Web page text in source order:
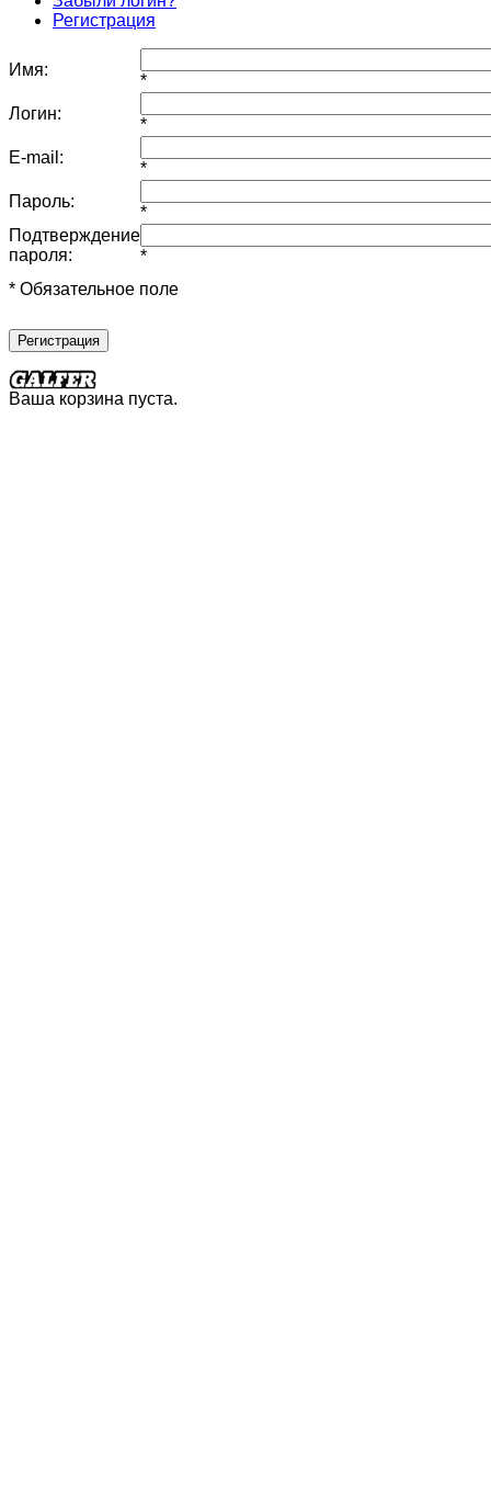
Регистрация
Имя:
*
Логин:
*
E-mail:
*
Пароль:
*
Подтверждение
пароля:
*
* Обязательное поле
Регистрация
Ваша корзина пуста.